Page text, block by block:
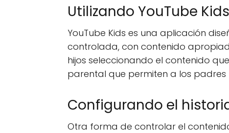
Utilizando YouTube Kids
YouTube Kids es una aplicación
controlada, con contenido
hijos seleccionando el contenido
parental que permiten a los
Configurando el
Otra forma de controlar el